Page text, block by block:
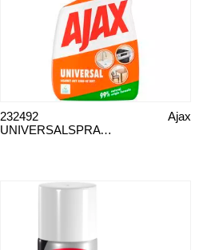
UNIVERSALSPRAY, AJAX 750 ML
Ajax
232492